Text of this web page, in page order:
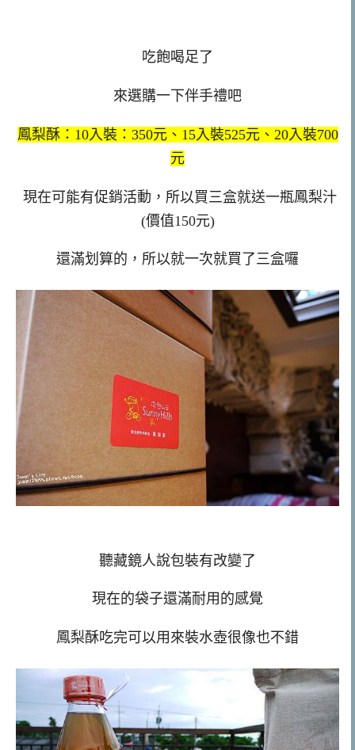
吃飽喝足了
來選購一下伴手禮吧
鳳梨酥：10入裝：350元、15入裝525元、20入裝700
元
現在可能有促銷活動，所以買三盒就送一瓶鳳梨汁
(價值150元)
還滿划算的，所以就一次就買了三盒囉
聽藏鏡人說包裝有改變了
現在的袋子還滿耐用的感覺
鳳梨酥吃完可以用來裝水壺很像也不錯